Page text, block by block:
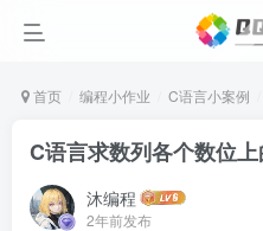
首页 编程小作业 C语言小案例
C语言求数列各个数位
沐编程
2年前发布